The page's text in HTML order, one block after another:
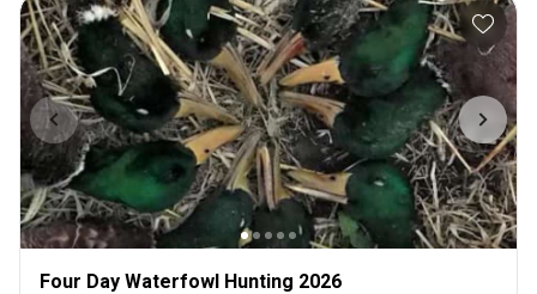
Four Day Waterfowl Hunting 2026